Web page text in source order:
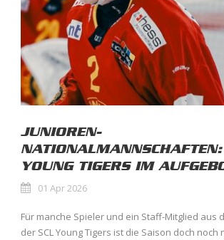
JUNIOREN-
YOUNG TIGERS IM
01 Apr 2026
Für manche Spieler und ein Staff-Mitglied aus
der SCL Young Tigers ist die Saison doch noch